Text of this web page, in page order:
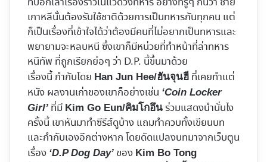
เกาหลีนั้นต้องรับใช้ชาติด้วยการเป็นทหารกันทุกคน แต่
ก็เป็นเรื่องที่เข้าใจได้ว่าต้องมีคนที่ไม่อยากเป็นทหารและ
พยายามจะหลบหนี ซึ่งเขาก็มีหน่วยที่ทำหน้าที่ล่าทหาร
หนีทัพ ที่ถูกเรียกย่อๆ ว่า D.P. นี้ขึ้นมาด้วย
เรื่องนี้ กำกับโดย Han Jun Hee/ฮันจุนฮี ที่เคยทำแต่
หนัง ผลงานเก่าของเขาก็อย่างเช่น ‘Coin Locker
Girl’ ที่มี Kim Go Eun/คิมโกอึน ร่วมแสดงนำนั่นไง
ครั้งนี้ เขาหันมาทำซีรีส์ดูบ้าง แถมทำควบทั้งเขียนบท
และกำกับเองอีกต่างหาก โดยดัดแปลงบทมาจากเว็บตูน
เรื่อง ‘D.P Dog Day’ ของ Kim Bo Tong